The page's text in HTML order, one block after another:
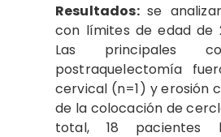
Resultados:se
con límites de edad de
Las principales
postraquelectomía
cervical (n=1) y erosión
de la colocación de
total, 18 pacientes